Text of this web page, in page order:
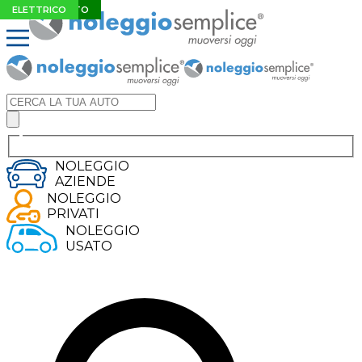
NOLEGGIO
AZIENDE
NOLEGGIO
PRIVATI
NOLEGGIO
USATO
IBRIDO
SUV
ELETTRICO
EXTRA SCONTO
ELETTRICO